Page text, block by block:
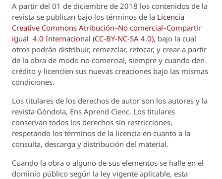
A partir del 01 de diciembre de 2018 los contenidos de la
revista se publican bajo los términos de la Licencia
Creative Commons Atribución–No comercial–Compartir
igual 4.0 Internacional (CC-BY-NC-SA 4.0), bajo la cual
otros podrán distribuir, remezclar, retocar, y crear a partir
de la obra de modo no comercial, siempre y cuando den
crédito y licencien sus nuevas creaciones bajo las mismas
condiciones.
Los titulares de los derechos de autor son los autores y la
revista Góndola, Ens Aprend Cienc. Los titulares
conservan todos los derechos sin restricciones,
respetando los términos de la licencia en cuanto a la
consulta, descarga y distribución del material.
Cuando la obra o alguno de sus elementos se halle en el
dominio público según la ley vigente aplicable, esta